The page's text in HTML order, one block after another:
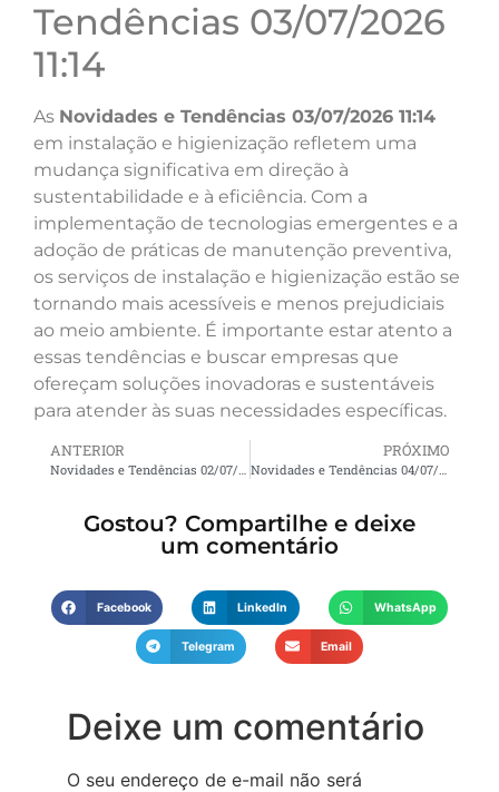
Tendências 03/07/2026
11:14
As Novidades e Tendências 03/07/2026 11:14
em instalação e higienização refletem uma
mudança significativa em direção à
sustentabilidade e à eficiência. Com a
implementação de tecnologias emergentes e a
adoção de práticas de manutenção preventiva,
os serviços de instalação e higienização estão se
tornando mais acessíveis e menos prejudiciais
ao meio ambiente. É importante estar atento a
essas tendências e buscar empresas que
ofereçam soluções inovadoras e sustentáveis
para atender às suas necessidades específicas.
ANTERIOR PRÓXIMO
Gostou? Compartilhe e deixe
um comentário
Facebook LinkedIn WhatsApp
Telegram Email
Deixe um comentário
O seu endereço de e-mail não será